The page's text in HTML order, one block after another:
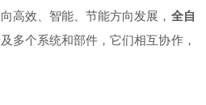
高效、智能、节能方向发展， 全自
多个系统和部件，它们相互协作，